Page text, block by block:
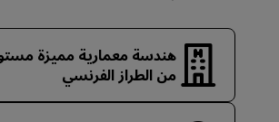
هندسة معمارية مميزة
من الطراز الفرنسي